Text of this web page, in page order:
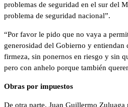
problemas de seguridad en el sur del
problema de seguridad nacional”.
“Por favor le pido que no vaya a
generosidad del Gobierno y entiendan
firmeza, sin ponernos en riesgo y sin
pero con anhelo porque también
Obras por impuestos
De otra parte, Juan Guillermo